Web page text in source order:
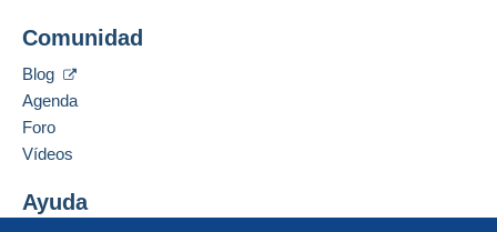
Comunidad
Blog
Agenda
Foro
Vídeos
Ayuda